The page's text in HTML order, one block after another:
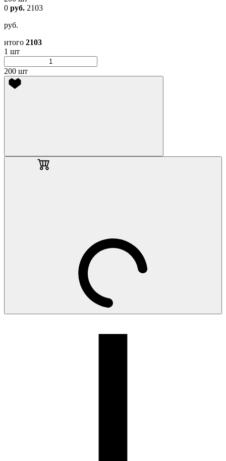
0 руб. 2103
руб.
итого 2103
1 шт
200 шт